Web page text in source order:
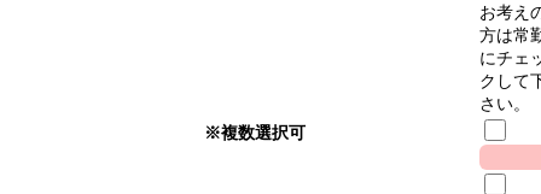
※複数選択可
お考え
方は常
にチェ
クして
さい。